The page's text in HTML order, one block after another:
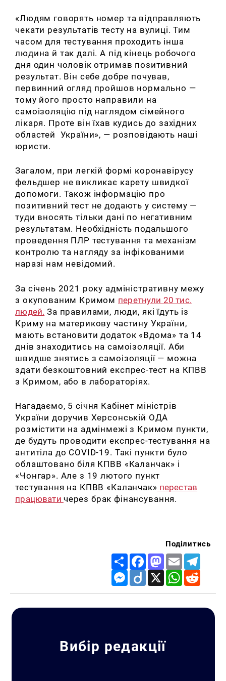
«Людям говорять номер та відправляють
чекати результатів тесту на вулиці. Тим
часом для тестування проходить інша
людина й так далі. А під кінець робочого
дня один чоловік отримав позитивний
результат. Він себе добре почував,
первинний огляд пройшов нормально —
тому його просто направили на
самоізоляцію під наглядом сімейного
лікаря. Проте він їхав кудись до західних
областей України», — розповідають наші
юристи.
Загалом, при легкій формі коронавірусу
фельдшер не викликає карету швидкої
допомоги. Також інформацію про
позитивний тест не додають у систему —
туди вносять тільки дані по негативним
результатам. Необхідність подальшого
проведення ПЛР тестування та механізм
контролю та нагляду за інфікованими
наразі нам невідомий.
За січень 2021 року адміністративну межу
з окупованим Кримом перетнули 20 тис.
людей. За правилами, люди, які їдуть із
Криму на материкову частину України,
мають встановити додаток «Вдома» та 14
днів знаходитись на самоізоляції. Аби
швидше знятись з самоізоляції — можна
здати безкоштовний експрес-тест на КПВВ
з Кримом, або в лабораторіях.
Нагадаємо, 5 січня Кабінет міністрів
України доручив Херсонській ОДА
розмістити на адмінмежі з Кримом пункти,
де будуть проводити експрес-тестування на
антитіла до COVID-19. Такі пункти було
облаштовано біля КПВВ «Каланчак» і
«Чонгар». Але з 19 лютого пункт
тестування на КПВВ «Каланчак» перестав
працювати через брак фінансування.
Поділитись
Share FacebookMastodon
Email
Messenger
Diigo X WhatsApp
Вибір редакції